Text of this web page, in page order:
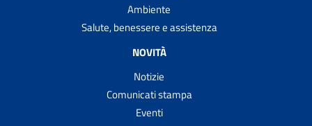
Ambiente
Salute, benessere e assistenza
NOVITÀ
Notizie
Comunicati stampa
Eventi